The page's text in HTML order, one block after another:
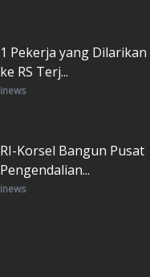
1 Pekerja yang Dilarikan
ke RS Terj...
inews
RI-Korsel Bangun Pusat
Pengendalian...
inews